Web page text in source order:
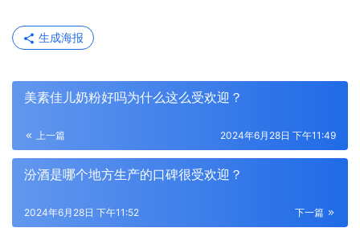
生成海报
美素佳儿奶粉好吗为什么这么受欢迎？
上一篇 2024年6月28日 下午11:49
汾酒是哪个地方生产的口碑很受欢迎？
下一篇
2024年6月28日 下午11:52